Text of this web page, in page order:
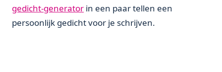
gedicht-generator in een paar tellen een
persoonlijk gedicht voor je schrijven.